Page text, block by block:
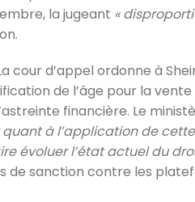
la jugeant «
cour d’appel ordonne à
de l’âge pour la
financière. Le
à l’application de
évoluer l’état actuel du
de sanction contre les